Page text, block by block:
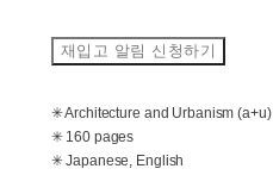
재입고 알림 신청하기
✳ Architecture and Urbanism (a+u)
✳ 160 pages
✳ Japanese, English